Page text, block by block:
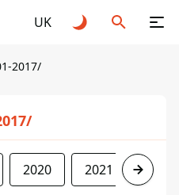
UK
2017/
2020 2021 2022